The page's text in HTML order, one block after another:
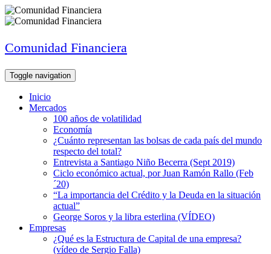
Comunidad Financiera
Toggle navigation
Inicio
Mercados
100 años de volatilidad
Economía
¿Cuánto representan las bolsas de cada país del mundo
respecto del total?
Entrevista a Santiago Niño Becerra (Sept 2019)
Ciclo económico actual, por Juan Ramón Rallo (Feb
´20)
“La importancia del Crédito y la Deuda en la situación
actual”
George Soros y la libra esterlina (VÍDEO)
Empresas
¿Qué es la Estructura de Capital de una empresa?
(vídeo de Sergio Falla)